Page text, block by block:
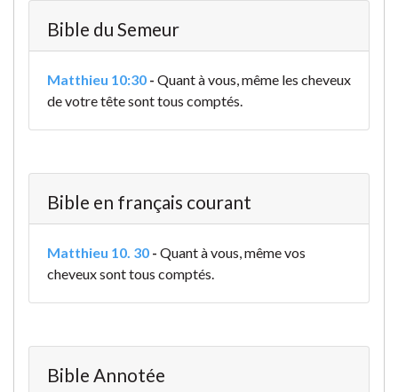
Bible du Semeur
Matthieu 10:30 - Quant à vous, même les cheveux
de votre tête sont tous comptés.
Bible en français courant
Matthieu 10. 30 - Quant à vous, même vos
cheveux sont tous comptés.
Bible Annotée